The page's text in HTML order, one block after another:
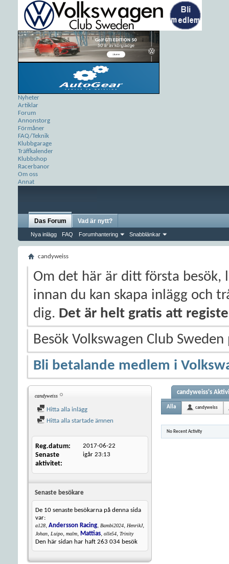
Nyheter
Artiklar
Forum
Annonstorg
Förmåner
FAQ/Teknik
Klubbgarage
Träffkalender
Klubbshop
Racerbanor
Om oss
Annat
Das Forum
Nya inlägg FAQ Forumhantering Snabblänkar
Vad är nytt?
candyweiss
Om det här är ditt första besök,
innan du kan skapa inlägg och
dig. Det är helt gratis att
Besök Volkswagen Club
Bli betalande medlem i
candyweiss
Hitta alla inlägg
Hitta alla startade ämnen
Reg.datum 2017-06-22
Senaste
aktivitet
igår 23:13
Senaste besökare
De 10 senaste besökarna på denna sida
var:
a128, Andersson Racing, Bambi2024, HenrikJ,
Johan, Luipo, malm, Mattias, olle54, Trinity
Den här sidan har haft 263 034 besök
candyweiss's
Alla candyweiss
No Recent Activity